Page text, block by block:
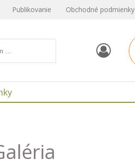
Publikovanie Obchodné podmienky